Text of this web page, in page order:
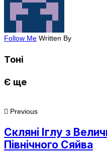
Follow Me Written By
Тоні
Є ще
Previous
Скляні Іглу з
Північного Сяйва